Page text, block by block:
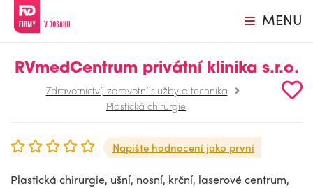
MENU
RVmedCentrum privátní klinika s.r.o.
Zdravotnictví, zdravotní služby a technika
Plastická chirurgie
Napište hodnocení jako první
Plastická chirurgie, ušní, nosní, krční, laserové centrum,